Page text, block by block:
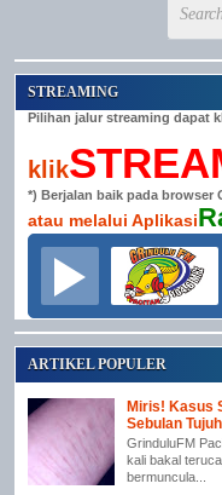
STREAMING
Pilihan jalur streaming dapat
klik
*) Berjalan baik pada browser
atau melalui Aplikasi
ARTIKEL POPULER
Miris! Kasus
Sebulan
GrinduluFM
kali bakal
bermuncula...